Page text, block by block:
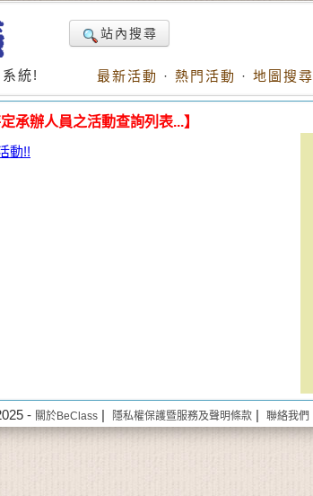
統!
站內搜尋
最新活動 · 熱門活動 · 地圖搜尋
定承辦人員之活動查詢列表...】
動!!
- 關於BeClass | 隱私權保護暨服務及聲明條款 | 聯絡我們